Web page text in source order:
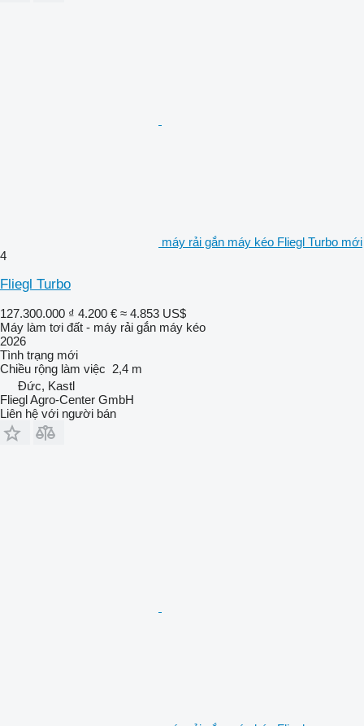
máy rải gắn máy kéo Fliegl Turbo mới
4
Fliegl Turbo
127.300.000 ₫ 4.200 € ≈ 4.853 US$
Máy làm tơi đất - máy rải gắn máy kéo
2026
Tình trạng mới
Chiều rộng làm việc 2,4 m
Đức, Kastl
Fliegl Agro-Center GmbH
Liên hệ với người bán